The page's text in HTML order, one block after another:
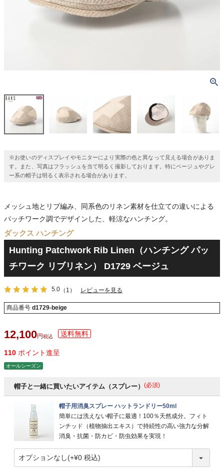
※お使いのディスプレイやモニターにより実際の色と異なって見える場合がありま
す。また、写真はフラッシュを当て明るく撮影しております。特にベージュやグレ
ー系の帽子は明るく表示される場合があります。
メッシュ地とリブ編み、同系色のリネン素材を仕立ての違いによる
パッチワーク調でデザインした、軽涼なハンチング。
ダックス ハンチング
Hunting Patchwork Rib Linen（ハンチング パッ
チワーク リブリネン） D1729 ベージュ
5.0 （1） レビューを見る
商品番号 d1729-beige
12,100 税込
110 ポイント進呈
オールシーズン
帽子と一緒に買いたいアイテム（スプレー） (必須)
帽子用消臭スプレー ハットランドリー50ml
簡単には洗えない帽子に最適！100％天然成分。フィト
ンチッド（植物抽出エキス）で持続性の高い強力な分解
消臭・抗菌・防カビ・防虫効果を実現！